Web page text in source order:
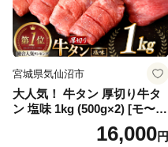
宮城県気仙沼市
大人気！ 牛タン 厚切り牛タ
ン 塩味 1kg (500g×2) [モ〜ラ
ンド 宮城県 気仙沼市 205646
60] 肉 牛肉 精肉 牛たん 牛タ
16,000円